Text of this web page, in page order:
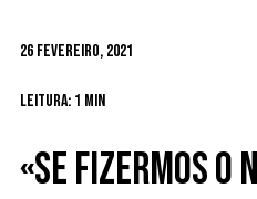
26 Fevereiro, 2021
Leitura: 1 min
«Se fizermos o